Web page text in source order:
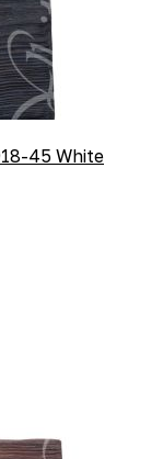
45 White